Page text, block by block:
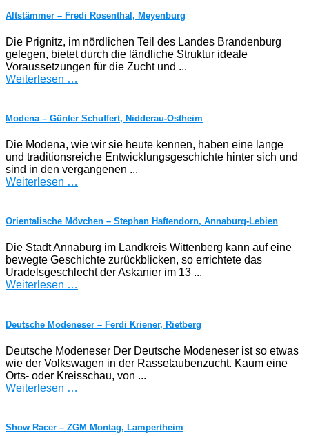
Altstämmer – Fredi Rosenthal, Meyenburg
Die Prignitz, im nördlichen Teil des Landes Brandenburg
gelegen, bietet durch die ländliche Struktur ideale
Voraussetzungen für die Zucht und ...
Weiterlesen …
Modena – Günter Schuffert, Nidderau-Ostheim
Die Modena, wie wir sie heute kennen, haben eine lange
und traditionsreiche Entwicklungsgeschichte hinter sich und
sind in den vergangenen ...
Weiterlesen …
Orientalische Mövchen – Stephan Haftendorn, Annaburg-Lebien
Die Stadt Annaburg im Landkreis Wittenberg kann auf eine
bewegte Geschichte zurückblicken, so errichtete das
Uradelsgeschlecht der Askanier im 13 ...
Weiterlesen …
Deutsche Modeneser – Ferdi Kriener, Rietberg
Deutsche Modeneser Der Deutsche Modeneser ist so etwas
wie der Volkswagen in der Rassetaubenzucht. Kaum eine
Orts- oder Kreisschau, von ...
Weiterlesen …
Show Racer – ZGM Montag, Lampertheim